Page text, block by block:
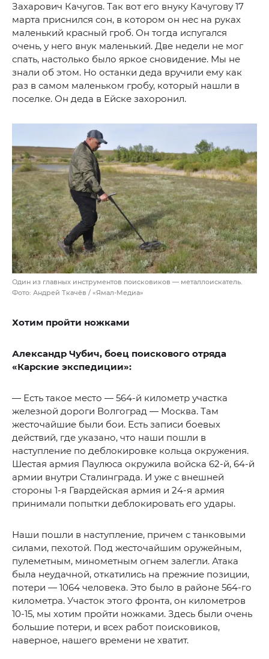
Захарович Качугов. Так вот его внуку Качугову 17
марта приснился сон, в котором он нес на руках
маленький красный гроб. Он тогда испугался
очень, у него внук маленький. Две недели не мог
спать, настолько было яркое сновидение. Мы не
знали об этом. Но останки деда вручили ему как
раз в самом маленьком гробу, который нашли в
поселке. Он деда в Ейске захоронил.
Один из главных инструментов поисковиков — металлоискатель.
Фото: Андрей Ткачёв / «Ямал-Медиа»
Хотим пройти ножками
Александр Чубич, боец поискового отряда
«Карские экспедиции»:
— Есть такое место — 564-й километр участка
железной дороги Волгоград — Москва. Там
жесточайшие были бои. Есть записи боевых
действий, где указано, что наши пошли в
наступление по деблокировке кольца окружения.
Шестая армия Паулюса окружила войска 62-й, 64-й
армии внутри Сталинграда. И уже с внешней
стороны 1-я Гвардейская армия и 24-я армия
принимали попытки деблокировать его удары.
Наши пошли в наступление, причем с танковыми
силами, пехотой. Под жесточайшим оружейным,
пулеметным, минометным огнем залегли. Атака
была неудачной, откатились на прежние позиции,
потери — 1064 человека. Это было в районе 564-го
километра. Участок этого фронта, он километров
10-15, мы хотим пройти ножками. Здесь были очень
большие потери, и всех работ поисковиков,
наверное, нашего времени не хватит.